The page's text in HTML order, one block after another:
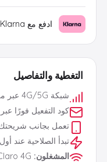
التغطية والتفاصيل
شبكة 4G/5G عبر مزودين محليين
كود التفعيل فورًا عبر
تعمل بجانب
تبدأ الصلاحية عند
المشغلون:
4G
ادفع مع Klarna على 3 دفعات بقيمة